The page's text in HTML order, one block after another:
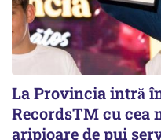
La Provincia intră
RecordsTM cu cea
aripioare de pui